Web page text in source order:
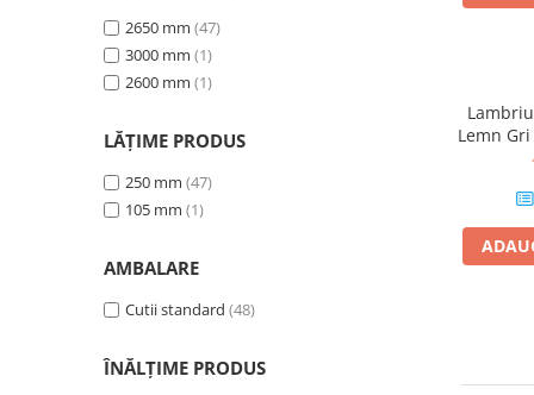
Ardezie Maro
Gri Twine
Pădure de Beton
Lemn Gri(1)
Lemn Maro Cafea
Bej Lalea
2650 mm (47)
3000 mm (1)
2600 mm (1)
LĂȚIME PRODUS
250 mm (47)
105 mm (1)
AMBALARE
Cutii standard (48)
ÎNĂLȚIME PRODUS
Lemn Gri
mm,